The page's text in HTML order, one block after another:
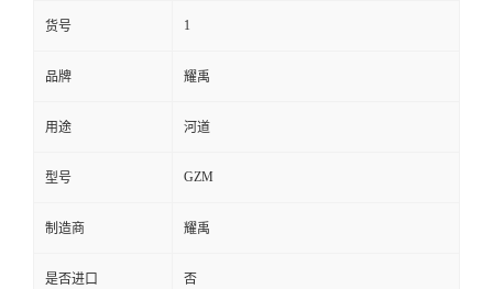
货号 1
品牌 耀禹
用途 河道
型号 GZM
制造商 耀禹
是否进口 否